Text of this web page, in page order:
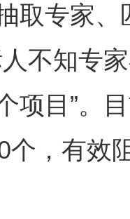
取专家、
不知专
项目”。
个，有效